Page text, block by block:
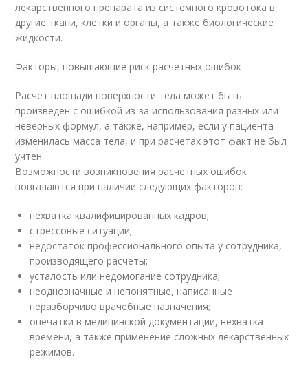
лекарственного препарата из системного кровотока в
другие ткани, клетки и органы, а также биологические
жидкости.
Факторы, повышающие риск расчетных ошибок
Расчет площади поверхности тела может быть
произведен с ошибкой из-за использования разных или
неверных формул, а также, например, если у пациента
изменилась масса тела, и при расчетах этот факт не был
учтен.
Возможности возникновения расчетных ошибок
повышаются при наличии следующих факторов:
нехватка квалифицированных кадров;
стрессовые ситуации;
недостаток профессионального опыта у сотрудника,
производящего расчеты;
усталость или недомогание сотрудника;
неоднозначные и непонятные, написанные
неразборчиво врачебные назначения;
опечатки в медицинской документации, нехватка
времени, а также применение сложных лекарственных
режимов.